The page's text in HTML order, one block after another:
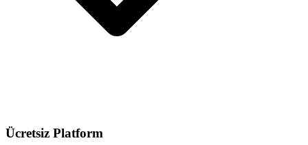
Ücretsiz Platform